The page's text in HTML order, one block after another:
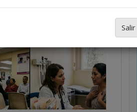
dirigida a profesionales
o dispensar
técnica de los fármacos se
responsabilidad de los
medicamentos y decidir, en
a las necesidades del
Salir